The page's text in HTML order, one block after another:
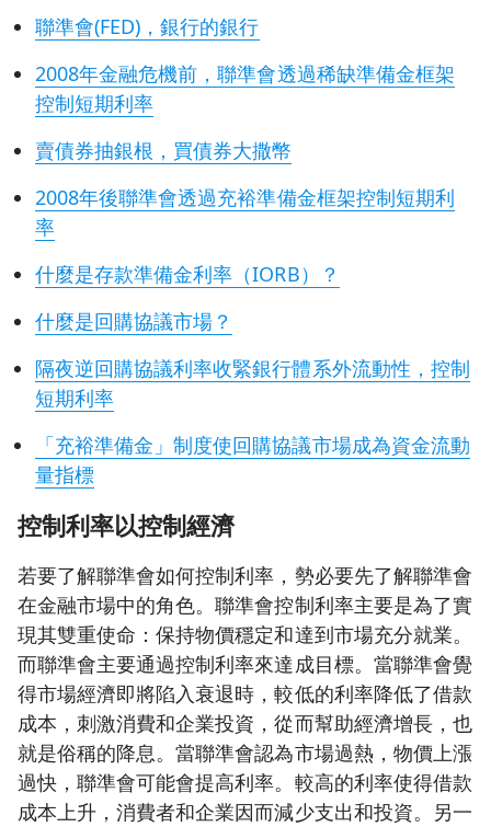
聯準會(FED)，銀行的銀行
2008年金融危機前，聯準會透過稀缺準備金框架
控制短期利率
賣債券抽銀根，買債券大撒幣
2008年後聯準會透過充裕準備金框架控制短期利
率
什麼是存款準備金利率（IORB）？
什麼是回購協議市場？
隔夜逆回購協議利率收緊銀行體系外流動性，控制
短期利率
「充裕準備金」制度使回購協議市場成為資金流動
量指標
控制利率以控制經濟
若要了解聯準會如何控制利率，勢必要先了解聯準會
在金融市場中的角色。聯準會控制利率主要是為了實
現其雙重使命：保持物價穩定和達到市場充分就業。
而聯準會主要通過控制利率來達成目標。當聯準會覺
得市場經濟即將陷入衰退時，較低的利率降低了借款
成本，刺激消費和企業投資，從而幫助經濟增長，也
就是俗稱的降息。當聯準會認為市場過熱，物價上漲
過快，聯準會可能會提高利率。較高的利率使得借款
成本上升，消費者和企業因而減少支出和投資。另一